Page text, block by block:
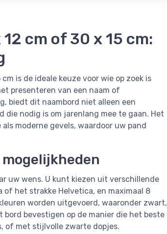
cm of 30 x 15 cm:
is de ideale keuze voor wie op zoek is
presenteren van een naam of
biedt dit naambord niet alleen een
die nodig is om jarenlang mee te gaan. Het
moderne gevels, waardoor uw pand
uw wens. U kunt kiezen uit verschillende
het strakke Helvetica, en maximaal 8
worden uitgevoerd, waaronder zwart,
bevestigen op de manier die het beste
of met stijlvolle zwarte dopjes.